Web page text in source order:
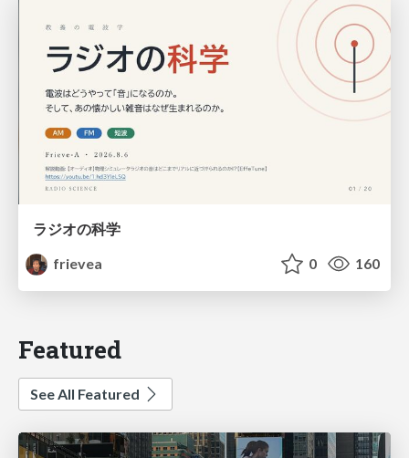
ラジオの科学
frievea
0 160
Featured
See All Featured